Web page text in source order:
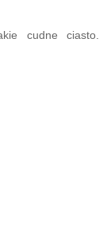
cudne ciasto.